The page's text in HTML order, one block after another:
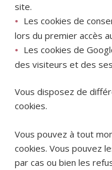
site.
Les cookies de
lors du premier accès
Les cookies de
des visiteurs et des
Vous disposez de
cookies.
Vous pouvez à tout
cookies. Vous pouvez
par cas ou bien les